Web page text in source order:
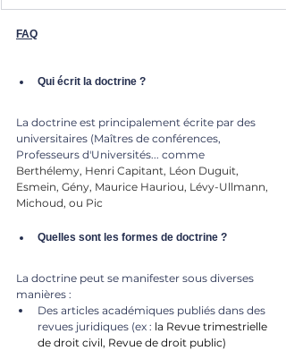
FAQ
Qui écrit la doctrine ?
La doctrine est principalement écrite par des
universitaires (Maîtres de conférences,
Professeurs d'Universités... comme
Berthélemy, Henri Capitant, Léon Duguit,
Esmein, Gény, Maurice Hauriou, Lévy-Ullmann,
Michoud, ou Pic
Quelles sont les formes de doctrine ?
La doctrine peut se manifester sous diverses
manières :
Des articles académiques publiés dans des
revues juridiques (ex : la Revue trimestrielle
de droit civil, Revue de droit public)